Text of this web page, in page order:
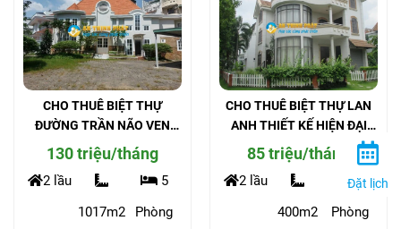
CHO THUÊ BIỆT THỰ
ĐƯỜNG TRẦN NÃO VEN
SÔNG SÀI GÒN 1017M2
130 triệu/tháng
2 lầu
1017m2
5
Phòng
CHO THUÊ BIỆT THỰ LAN
ANH THIẾT KẾ HIỆN ĐẠI
GÓC SÂN VƯỜN ĐẸP
85 triệu/tháng
2 lầu
400m2
5
Phòng
Đặt lịch